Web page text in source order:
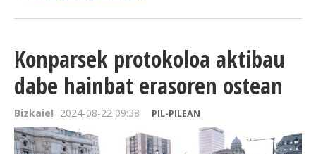
Konparsek protokoloa aktibau
dabe hainbat erasoren ostean
Bizkaie! 2024-08-22 09:38 PIL-PILEAN